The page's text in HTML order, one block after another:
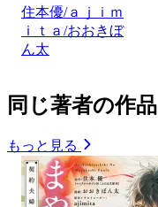
住本優/ａｊｉｍ
ｉｔａ/おおきぼ
ん太
同じ著者の作品
もっと見る